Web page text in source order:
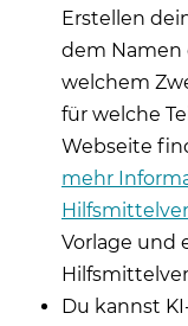
Erstellen
dem Namen
welchem
für welche
Webseite
mehr
Vorlage und
Du kannst